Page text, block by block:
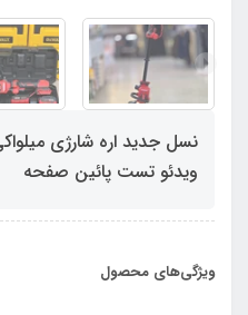
ویدئو تست پائین صفحه
ویژگی‌های محصول